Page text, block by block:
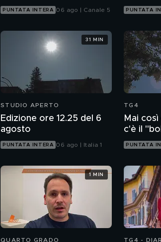
PUNTATA INTERA 06 ago | Canale 5 PUNTATA
STUDIO APERTO
Edizione ore 12.25 del 6
agosto
PUNTATA INTERA 06 ago | Italia 1
31 MIN
TG4
Mai
c'è il
città
PUNTATA
QUARTO GRADO
1 MIN
TG4 -